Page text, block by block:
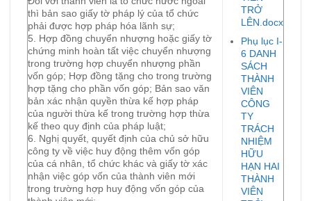
thì bản sao giấy tờ pháp lý của tổ chức
phải được hợp pháp hóa lãnh sự;
5. Hợp đồng chuyển nhượng hoặc giấy tờ
chứng minh hoàn tất việc chuyển nhượng
trong trường hợp chuyển nhượng phần
vốn góp; Hợp đồng tặng cho trong trường
hợp tặng cho phần vốn góp; Bản sao văn
bản xác nhận quyền thừa kế hợp pháp
của người thừa kế trong trường hợp thừa
kế theo quy định của pháp luật;
6. Nghị quyết, quyết định của chủ sở hữu
công ty về việc huy động thêm vốn góp
của cá nhân, tổ chức khác và giấy tờ xác
nhận việc góp vốn của thành viên mới
trong trường hợp huy động vốn góp của
TRỞ
LÊN.docx
Phụ lục I-
6 DANH
SÁCH
THÀNH
VIÊN
CÔNG
TY
TRÁCH
NHIỆM
HỮU
HẠN HAI
THÀNH
VIÊN